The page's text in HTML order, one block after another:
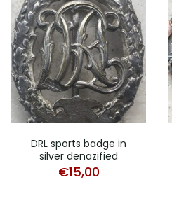
DRL sports badge in
silver denazified
€15,00